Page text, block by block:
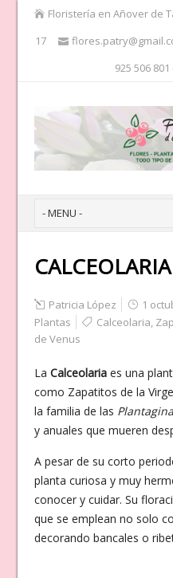
Floristería en Añover de
17
925 506
CALCEOLARIA
Patricia López 1
Plantas
Calceolaria,
de Venus
La Calceolariaes una
como Zapatitos de la
la familia de las
y anuales que mueren
A pesar de su corto
planta curiosa y muy
conocer y cuidar. Su
que se emplean no solo
decorando bancales o